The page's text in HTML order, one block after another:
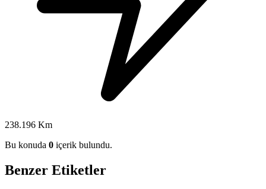
238.196 Km
Bu konuda 0 içerik bulundu.
Benzer Etiketler